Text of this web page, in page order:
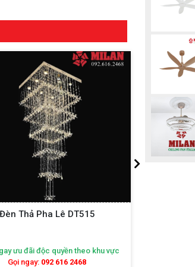
Đèn Thả Pha Lê DT515
ưu đãi độc quyền theo khu vực
Gọi ngay: 092 616 2468